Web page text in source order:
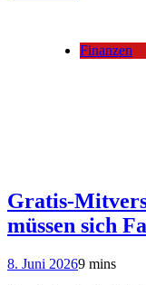
Finanzen
Gratis-
müssen sich
8. Juni 20269 mins